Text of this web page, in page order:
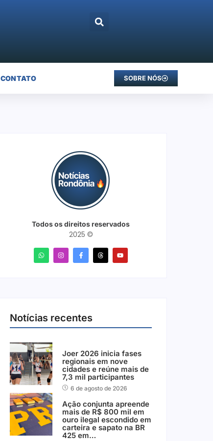
CONTATO SOBRE NÓS
Todos os direitos reservados
2025 ©
Notícias recentes
Joer 2026 inicia fases
regionais em nove
cidades e reúne mais de
7,3 mil participantes
6 de agosto de 2026
Ação conjunta apreende
mais de R$ 800 mil em
ouro ilegal escondido em
carteira e sapato na BR
425 em…